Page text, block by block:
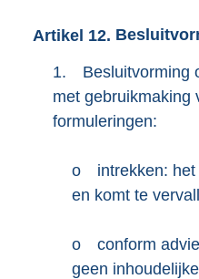
Artikel 12.
1.
Besluitvorming
met gebruikmaking
formuleringen:
o
intrekken:
en komt te
o
conform
geen